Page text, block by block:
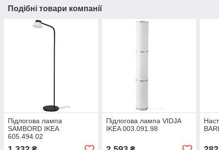
Подібні товари компанії
Підлогова лампа
SAMBORD IKEA
605.494.02
Підлогова лампа VIDJA
IKEA 003.091.98